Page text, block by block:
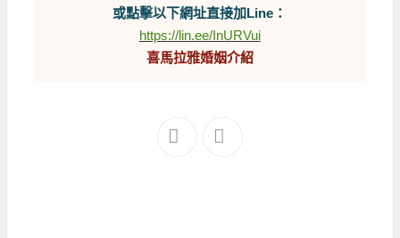
或點擊以下網址直接加Line：
https://lin.ee/InURVui
喜馬拉雅婚姻介紹